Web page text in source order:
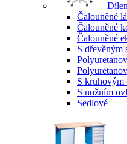
Čalouněné
Čalouněné
Čalouněné
S dřevěným
S kruhovým
S nožním
Sedlové